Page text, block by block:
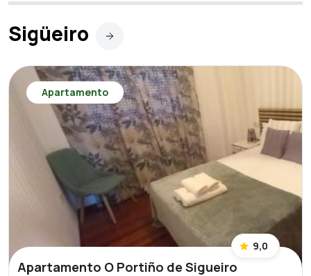
Sigüeiro
Apartamento
9,0
Apartamento O Portiño de Sigueiro